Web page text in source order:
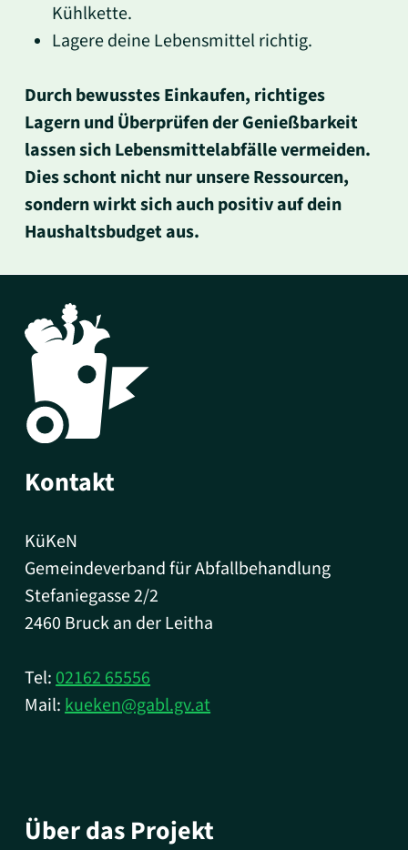
Kühlkette.
Lagere deine Lebensmittel richtig.
Durch bewusstes Einkaufen, richtiges
Lagern und Überprüfen der Genießbarkeit
lassen sich Lebensmittelabfälle vermeiden.
Dies schont nicht nur unsere Ressourcen,
sondern wirkt sich auch positiv auf dein
Haushaltsbudget aus.
Kontakt
KüKeN
Gemeindeverband für Abfallbehandlung
Stefaniegasse 2/2
2460 Bruck an der Leitha
Tel: 02162 65556
Mail: kueken@gabl.gv.at
Über das Projekt